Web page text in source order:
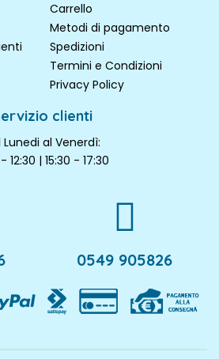
Carrello
Metodi di pagamento
Spedizioni
Termini e Condizioni
Privacy Policy
clienti
Lunedi al Venerdì:
12:30 | 15:30 - 17:30
0549 905826